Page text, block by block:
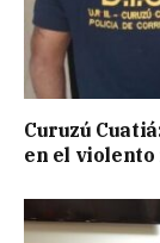
Curuzú
en el violento